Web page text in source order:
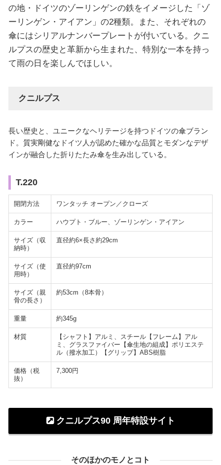
の地・ドイツのゾーリンゲンの鉄をイメージした「ゾ
ーリンゲン・アイアン」の2種類。また、それぞれの
傘にはシリアルナンバープレートが付いている。クニ
ルプスの歴史と革新から生まれた、特別な一本を持っ
て雨の日を楽しんでほしい。
クニルプス
長い歴史と、ユニークなヘリテージを持つドイツの傘ブラン
ド。質実剛健なドイツ人が認めた確かな品質とモダンなデザ
インが融合した折りたたみ傘を生み出している。
T.220
開閉方法 ワンタッチ オープン／クローズ
カラー ハウプト・ブルー、ゾーリンゲン・アイアン
サイズ（収
納時）
直径約6×長さ約29cm
サイズ（使
用時）
直径約97cm
サイズ（親
骨の長さ）
約53cm（8本骨）
重量 約345g
材質
【シャフト】アルミ、スチール【フレーム】アル
ミ、グラスファイバー【傘生地の組成】ポリエステ
ル（撥水加工）【グリップ】ABS樹脂
価格（税
抜）
7,300円
クニルプス90 周年特設サイト
そのほかのモノとコト